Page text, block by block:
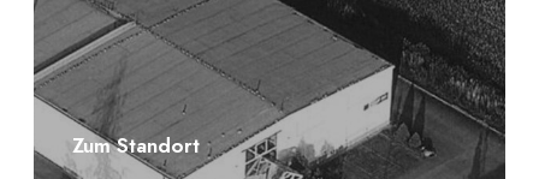
Zum Standort